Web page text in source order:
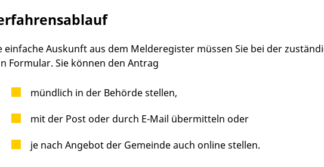
einfache Auskunft aus dem Melderegister müssen Sie bei der
Formular. Sie können den Antrag
mündlich in der Behörde stellen,
mit der Post oder durch E-Mail übermitteln oder
je nach Angebot der Gemeinde auch online stellen.